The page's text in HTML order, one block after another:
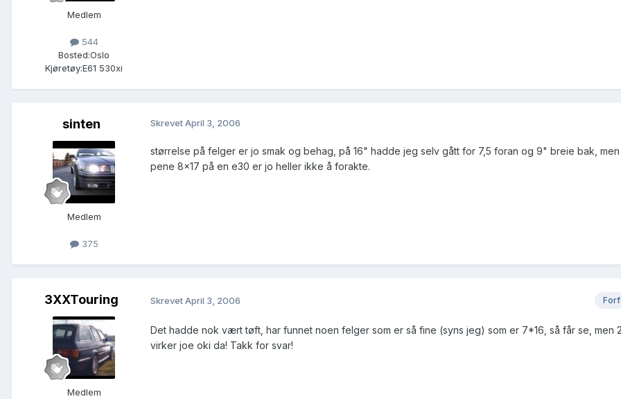
Medlem
544
Bosted:Oslo
Kjøretøy:E61 530xi
sinten
Medlem
375
SkrevetApril 3, 2006
størrelse på felger er jo smak og behag, på 16" hadde jeg selv gått for 7,5 foran og 9" breie bak,
pene 8x17 på en e30 er jo heller ikke å forakte.
3XXTouring
Medlem
SkrevetApril 3, 2006
Det hadde nok vært tøft, har funnet noen felger som er så fine (syns jeg) som er 7*16, så får se, men
virker joe oki da! Takk for svar!